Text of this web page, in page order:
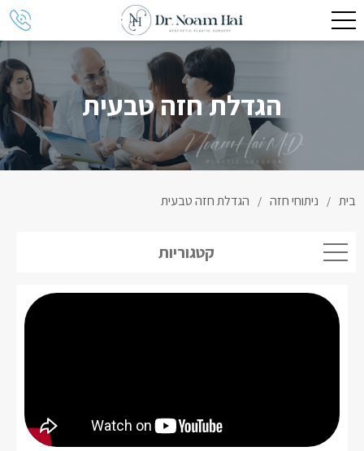
הגדלת חזה טבעית
בית / ניתוחי חזה / הגדלת חזה טבעית
קטגוריות